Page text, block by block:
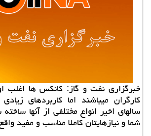
خبرگزاری نفت و گاز: كانكس ها اغلب
كارگران میباشند اما كاربردهای
سالهای اخیر انواع مختلفی از آنها
شما و نیازهایتان كاملا مناسب و مفید